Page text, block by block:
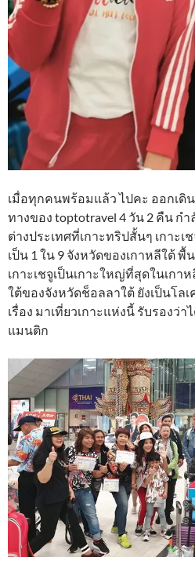
เมื่อทุกคนพร้อมแล้ว ไปคะ ออกเดิ
ทางของ toptotravel 4 วัน 2 คืน ก
ต่างประเทศที่เกาะทริปสั้นๆ เกาะ
เป็น 1 ใน 9 จังหวัดของเกาหลีใต้
เกาะเชจูเป็นเกาะใหญ่ที่สุดในเกา
ใต้ของจังหวัดช็อลลาใต้ ยังเป็นโล
เรื่อง มาเที่ยวเกาะแห่งนี้ รับรองว่
แมนติก